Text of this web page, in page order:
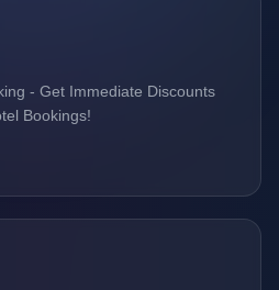
- Get Immediate Discounts
Bookings!